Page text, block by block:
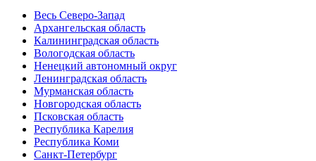
Весь Северо-Запад
Архангельская область
Калининградская область
Вологодская область
Ненецкий автономный округ
Ленинградская область
Мурманская область
Новгородская область
Псковская область
Республика Карелия
Республика Коми
Санкт-Петербург